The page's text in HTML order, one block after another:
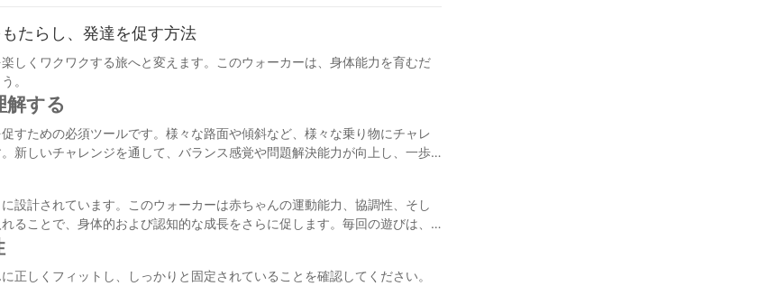
たらし、発達を促す方法
しくワクワクする旅へと変えます。このウォーカーは、身体能力を育むだ
。
解する
すための必須ツールです。様々な路面や傾斜など、様々な乗り物にチャレ
新しいチャレンジを通して、バランス感覚や問題解決能力が向上し、一歩
設計されています。このウォーカーは赤ちゃんの運動能力、協調性、そし
ことで、身体的および認知的な成長をさらに促します。毎回の遊びは、
しくフィットし、しっかりと固定されていることを確認してください。